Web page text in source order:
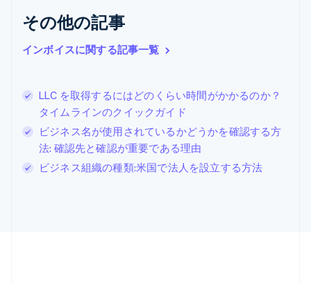
その他の記事
インボイスに関する記事一覧
LLC を取得するにはどのくらい時間がかかるのか？
タイムラインのクイックガイド
ビジネス名が使用されているかどうかを確認する方
法: 確認先と確認が重要である理由
ビジネス組織の種類:米国で法人を設立する方法
ジブラルタル
English
シンガポール
English 简体中文
スウェーデン
SvenskaEnglish
スペイン
Español English
スロバキア
English